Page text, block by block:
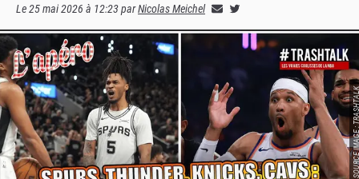
Le25 mai 2026 à 12:23parNicolas Meichel
SOURCE